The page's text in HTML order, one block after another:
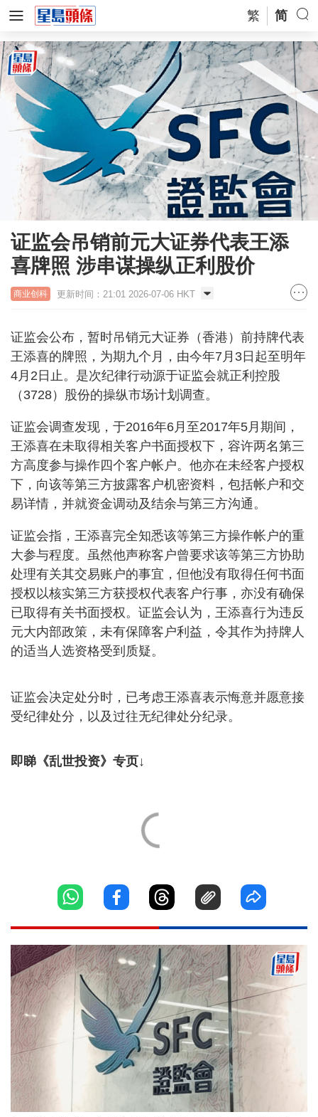
繁 简
证监会吊销前元大证券代表王添
喜牌照 涉串谋操纵正利股价
商业创科 更新时间：21:01 2026-07-06 HKT
证监会公布，暂时吊销元大证券（香港）前持牌代表
王添喜的牌照，为期九个月，由今年7月3日起至明年
4月2日止。是次纪律行动源于证监会就正利控股
（3728）股份的操纵市场计划调查。
证监会调查发现，于2016年6月至2017年5月期间，
王添喜在未取得相关客户书面授权下，容许两名第三
方高度参与操作四个客户帐户。他亦在未经客户授权
下，向该等第三方披露客户机密资料，包括帐户和交
易详情，并就资金调动及结余与第三方沟通。
证监会指，王添喜完全知悉该等第三方操作帐户的重
大参与程度。虽然他声称客户曾要求该等第三方协助
处理有关其交易账户的事宜，但他没有取得任何书面
授权以核实第三方获授权代表客户行事，亦没有确保
已取得有关书面授权。证监会认为，王添喜行为违反
元大内部政策，未有保障客户利益，令其作为持牌人
的适当人选资格受到质疑。
证监会决定处分时，已考虑王添喜表示悔意并愿意接
受纪律处分，以及过往无纪律处分纪录。
即睇《乱世投资》专页↓